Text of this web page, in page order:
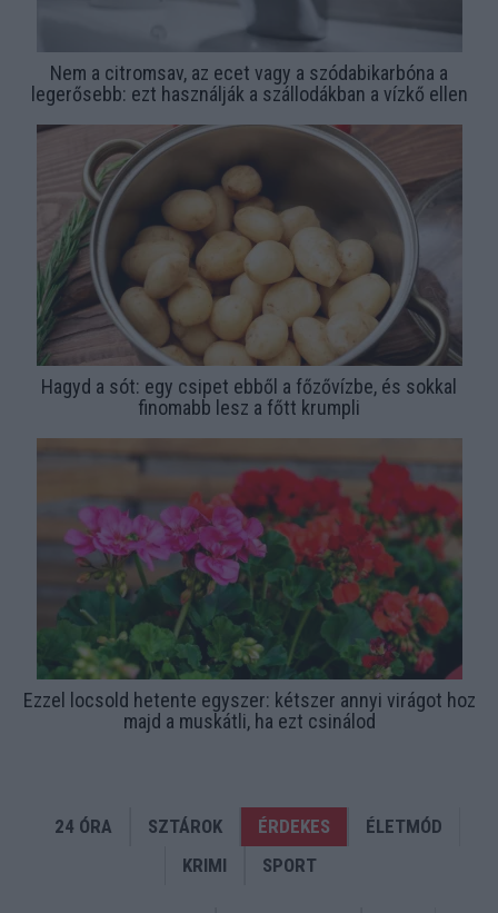
Nem a citromsav, az ecet vagy a szódabikarbóna a
legerősebb: ezt használják a szállodákban a vízkő ellen
Hagyd a sót: egy csipet ebből a főzővízbe, és sokkal
finomabb lesz a főtt krumpli
Ezzel locsold hetente egyszer: kétszer annyi virágot hoz
majd a muskátli, ha ezt csinálod
24 ÓRA SZTÁROK ÉRDEKES
ÉLETMÓD
KRIMI
SPORT